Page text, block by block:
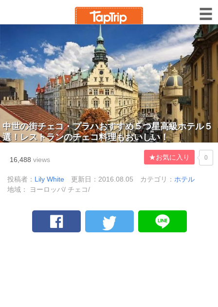
中世の街チェコ・プラハおすすめ５つ星高級ホテル５
選！レストランのチェコ料理もおいしい！
16,488 views ★お気に入り 0
投稿者： Lily White 更新日：2016.08.05 カテゴリ： ホテル
地域： ヨーロッパ/ チェコ/